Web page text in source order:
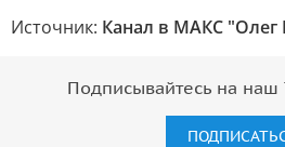
Источник: Канал в МАКС "Олег
Подписывайтесь на наш